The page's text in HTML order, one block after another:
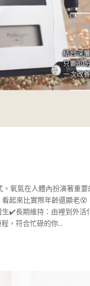
。氧氣在人體內扮演著重
起來比實際年齡還顯老
✔️長期維持：由裡到外
，符合忙碌的你...